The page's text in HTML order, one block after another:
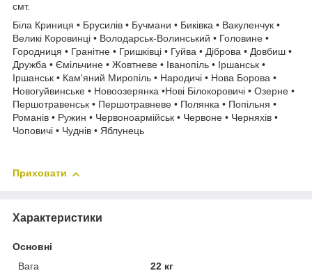
смт.
Біла Криниця • Брусилів • Бучмани • Биківка • Вакуленчук •
Великі Коровинці • Володарськ-Волинський • Головине •
Городниця • Гранітне • Гришківці • Гуйва • Діброва • Довбиш •
Дружба • Ємільчине • Жовтневе • Іванопіль • Іршанськ •
Іршанськ • Кам'яний Миропіль • Народичі • Нова Борова •
Новогуйвинське • Новоозерянка •Нові Білокоровичі • Озерне •
Першотравенськ • Першотравневе • Полянка • Попільня •
Романів • Ружин • Червоноармійськ • Червоне • Черняхів •
Чоповичі • Чуднів • Яблунець
Приховати
Характеристики
Основні
Вага
22 кг